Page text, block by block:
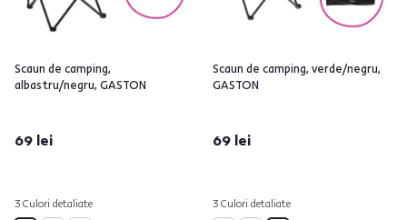
Scaun de camping,
albastru/negru, GASTON
69 lei
3 Culori detaliate
Scaun de camping, verde/negru,
GASTON
69 lei
3 Culori detaliate